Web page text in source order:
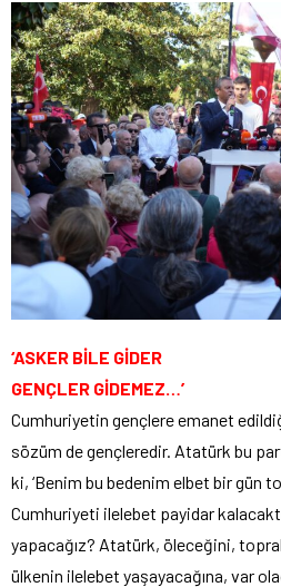
‘ASKER BİLE GİDER
GENÇLER GİDEMEZ…’
Cumhuriyetin gençlere emanet
sözüm de gençleredir. Atatürk bu
ki, ‘Benim bu bedenim elbet bir gün
Cumhuriyeti ilelebet payidar
yapacağız? Atatürk, öleceğini,
ülkenin ilelebet yaşayacağına, var